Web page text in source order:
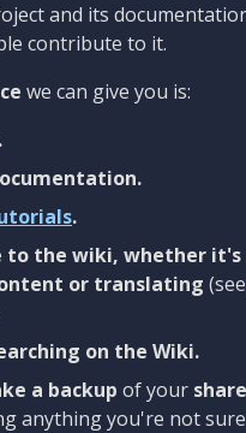
and its
contribute to it.
we can give you is:
.
to the wiki, whether it's
or translating (see
on the Wiki.
a backup of your share
anything you're not